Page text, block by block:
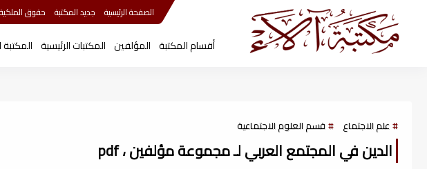
الصفحة الرئيسية جديد المكتبة حقوق الملكية
أقسام المكتبة المؤلفين المكتبات الرئيسية
علم الاجتماع قسم العلوم الاجتماعية
الدين في المجتمع العربي لـ مجموعة مؤلفين ، pdf